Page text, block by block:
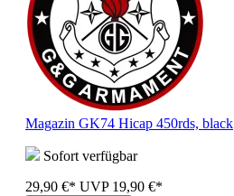
Magazin GK74 Hicap 450rds, black
Sofort verfügbar
29,90 €* UVP 19,90 €*